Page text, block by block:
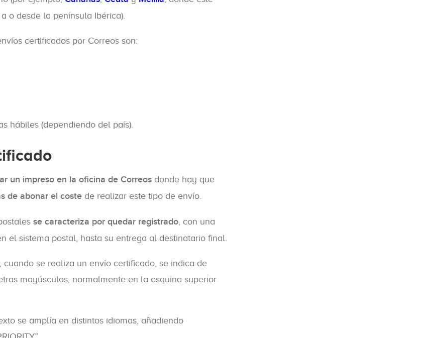
o desde la península Ibérica).
certificados por Correos son:
hábiles (dependiendo del país).
un impreso en la oficina de Correos donde hay que
de abonar el coste de realizar este tipo de envío.
se caracteriza por quedar registrado, con una
el sistema postal, hasta su entrega al destinatario final.
se realiza un envío certificado, se indica de
mayúsculas, normalmente en la esquina superior
se amplía en distintos idiomas, añadiendo